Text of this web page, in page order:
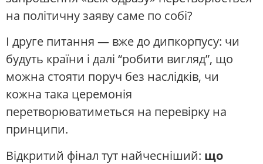
на політичну заяву саме по собі?
І друге питання — вже до дипкорпусу: чи
будуть країни і далі “робити вигляд”, що
можна стояти поруч без наслідків, чи
кожна така церемонія
перетворюватиметься на перевірку на
принципи.
Відкритий фінал тут найчесніший: що